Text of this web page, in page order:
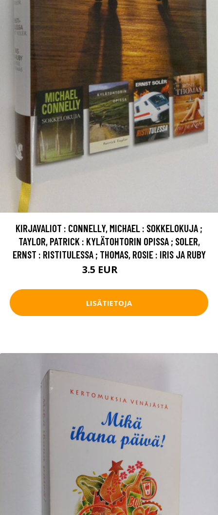
KIRJAVALIOT : CONNELLY, MICHAEL : SOKKELOKUJA ;
TAYLOR, PATRICK : KYLÄTOHTORIN OPISSA ; SOLER,
ERNST : RISTITULESSA ; THOMAS, ROSIE : IRIS JA RUBY
3.5 EUR
LISÄTIETOJA